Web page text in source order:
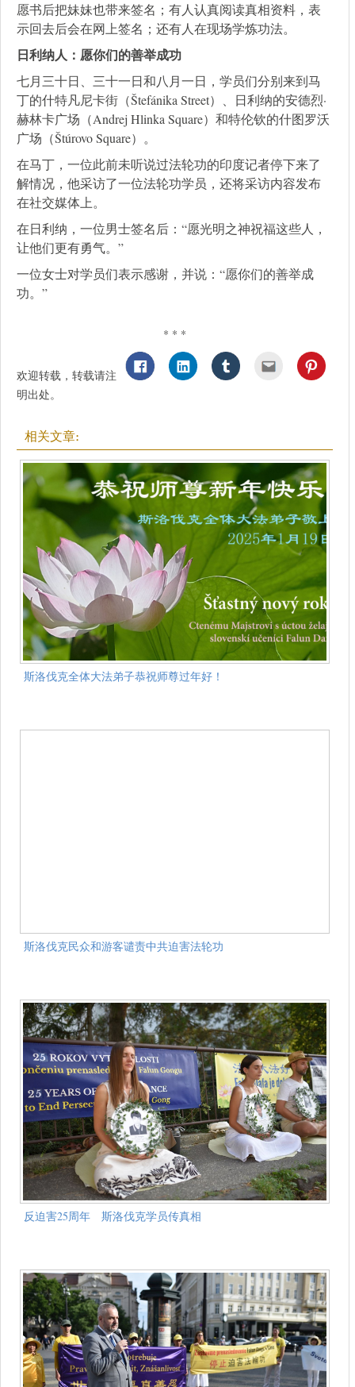
愿书后把妹妹也带来签名；有人认真阅读真相资料，表
示回去后会在网上签名；还有人在现场学炼功法。
日利纳人：愿你们的善举成功
七月三十日、三十一日和八月一日，学员们分别来到马
丁的什特凡尼卡街（Štefánika Street）、日利纳的安德烈·
赫林卡广场（Andrej Hlinka Square）和特伦钦的什图罗沃
广场（Štúrovo Square）。
在马丁，一位此前未听说过法轮功的印度记者停下来了
解情况，他采访了一位法轮功学员，还将采访内容发布
在社交媒体上。
在日利纳，一位男士签名后：“愿光明之神祝福这些人，
让他们更有勇气。”
一位女士对学员们表示感谢，并说：“愿你们的善举成
功。”
* * *
欢迎转载，转载请注
明出处。
相关文章:
斯洛伐克全体大法弟子恭祝师尊过年好！
斯洛伐克民众和游客谴责中共迫害法轮功
反迫害25周年 斯洛伐克学员传真相